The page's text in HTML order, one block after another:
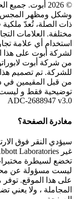
© 2026 أبوت.
وشكل ومظهر المجس،
ذات الصلة، تُعدّ
مختلفة. العلامات
استخدام أي علامة
لشركة أبوت على
من شركة أبوت
للشركة. تم تصميم هذا
من قبل المقيمين في
توضيحية فقط و ليست
ADC-2688947 v3.0
مغادرة الصفحة؟
سيؤدي النقر فوق
تخضع لسيطرة
ليست مسؤولة عن
على هذا الموقع.
المجاملة ، ولا يعني